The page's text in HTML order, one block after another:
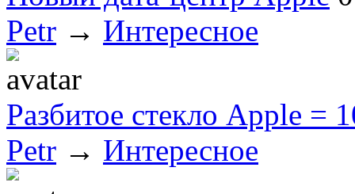
Petr → Интересное
Разбитое стекло Apple =
Petr → Интересное